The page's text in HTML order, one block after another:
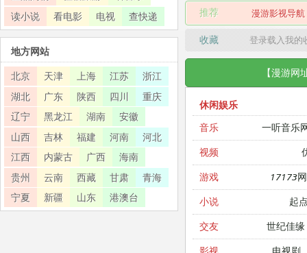
推荐 漫游影视导航
收藏 登录载入我
【漫游网
休闲娱乐
音乐
一听音乐
视频
游戏 17173
小说 起
交友 世纪佳缘
影视 电视剧
读小说
看电影 电视 查快递
地方网站
北京 天津 上海 江苏
浙江
湖北
广东 陕西 四川
重庆
辽宁
黑龙江 湖南
安徽
山西
吉林 福建 河南
河北
江西
内蒙古 广西
海南
贵州
云南 西藏 甘肃
青海
宁夏
新疆 山东 港澳台